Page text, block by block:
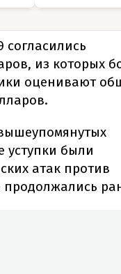
согласились
из которых
оценивают
уступки были
атак против